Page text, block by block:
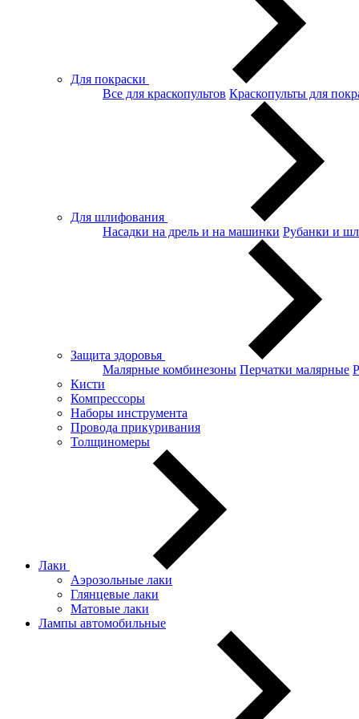
Для покраски
Все для краскопультов Краскопульты для
Для шлифования
Насадки на дрель и на машинки Рубанки и
Защита здоровья
Малярные комбинезоны Перчатки малярные
Кисти
Компрессоры
Наборы инструмента
Провода прикуривания
Толщиномеры
Лаки
Аэрозольные лаки
Глянцевые лаки
Матовые лаки
Лампы автомобильные